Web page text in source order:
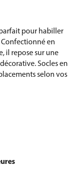
pour habiller
en
il repose sur une
Socles en
selon vos